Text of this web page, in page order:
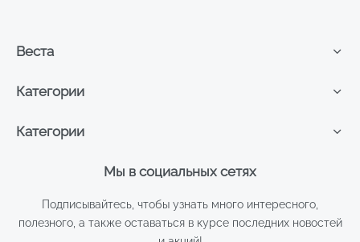
Мы в социальных сетях
Подписывайтесь, чтобы узнать много интересного,
полезного, а также оставаться в курсе последних новостей
Категории
Категории
Веста